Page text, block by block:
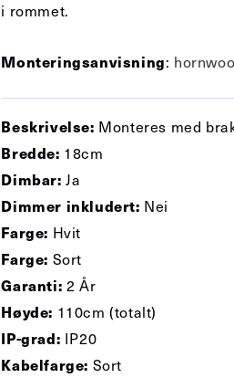
i rommet.
Monteringsanvisning:
Beskrivelse: Monteres med
Bredde: 18cm
Dimbar: Ja
Dimmer inkludert: Nei
Farge: Hvit
Farge: Sort
Garanti: 2 År
Høyde: 110cm (totalt)
IP-grad: IP20
Kabelfarge: Sort